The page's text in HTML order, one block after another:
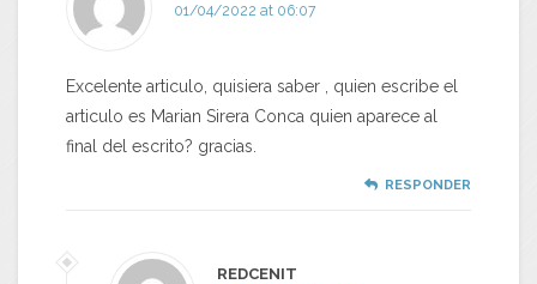
01/04/2022 at 06:07
Excelente articulo, quisiera saber , quien escribe el
articulo es Marian Sirera Conca quien aparece al
final del escrito? gracias.
RESPONDER
REDCENIT